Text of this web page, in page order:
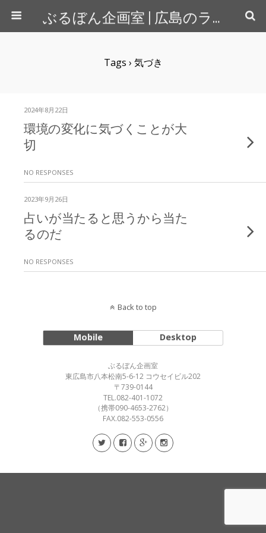
ぶるぼん企画室 | 広島のライター＆カメラマン
Tags › 気づき
2024年8月22日
環境の変化に気づくことが大
切
NO RESPONSES
2023年9月26日
占いが当たると思うから当た
るのだ
NO RESPONSES
Back to top
Mobile Desktop
ぶるぼん企画室
東広島市八本松南5-6-12 コウセイビル202
〒739-0144
TEL.082-401-1072
（携帯090-4653-2762）
FAX.082-553-0556